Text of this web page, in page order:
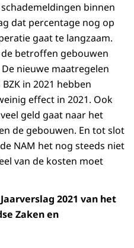
binnen
dat percentage nog op
gaat te langzaam.
de betroffen gebouwen
nieuwe maatregelen
in 2021 hebben
effect in 2021. Ook
geld gaat naar het
de gebouwen. En tot slot
NAM het nog steeds niet
van de kosten moet
2021 van het
Zaken en